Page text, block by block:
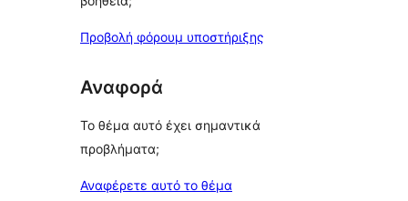
Προβολή φόρουμ υποστήριξης
Αναφορά
Το θέμα αυτό έχει σημαντικά
προβλήματα;
Αναφέρετε αυτό το θέμα